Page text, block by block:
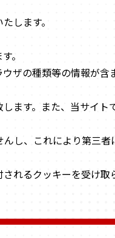
します。
。
ザの種類等の情報が含
ます。また、当サイト
し、これにより第三
れるクッキーを受け